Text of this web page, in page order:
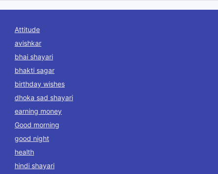
Attitude
avishkar
bhai shayari
bhakti sagar
birthday wishes
dhoka sad shayari
earning money
Good morning
good night
health
hindi shayari